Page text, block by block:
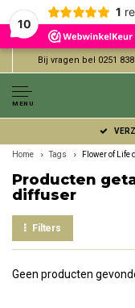
10
1
Bij vragen bel 0251 838
MENU
Home Tags Flower of Life
Producten
diffuser
Filters
Geen producten